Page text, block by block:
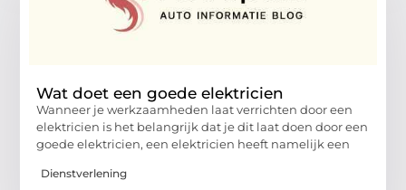
Wat doet een goede elektricien
Wanneer je werkzaamheden laat verrichten door een
elektricien is het belangrijk dat je dit laat doen door een
goede elektricien, een elektricien heeft namelijk een
Dienstverlening